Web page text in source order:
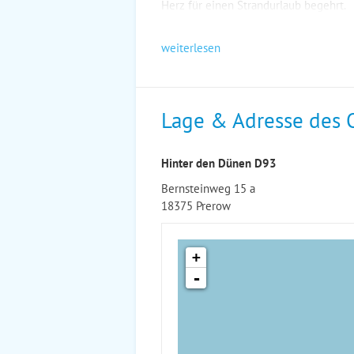
Herz für einen Strandurlaub begehrt.
weiterlesen
Lage & Adresse des
Hinter den Dünen D93
Bernsteinweg 15 a
18375 Prerow
+
-